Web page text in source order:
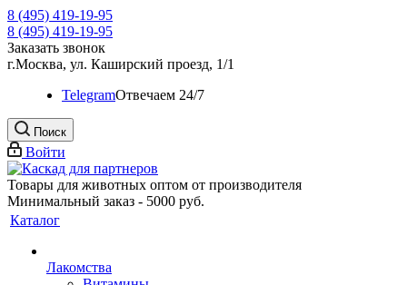
8 (495) 419-19-95
8 (495) 419-19-95
Заказать звонок
г.Москва, ул. Каширский проезд, 1/1
TelegramOтвечаем 24/7
Поиск
Войти
Товары для животных оптом от производителя
Минимальный заказ - 5000 руб.
Каталог
Лакомства